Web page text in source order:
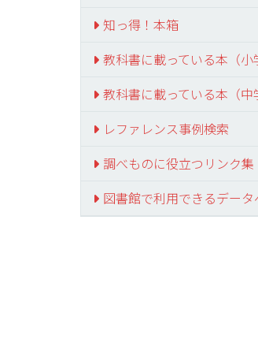
知っ得！本箱
教科書に載っている本（小
教科書に載っている本（中
レファレンス事例検索
調べものに役立つリンク集
図書館で利用できるデータ